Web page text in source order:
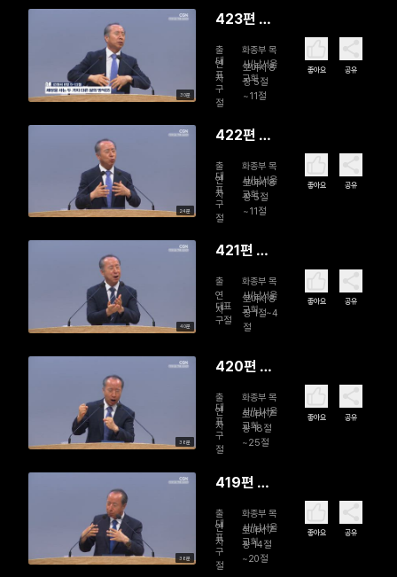
답게 살라
30분
423편 세
두 가지 다
른 삶의 방
식 (2)
출
연
자
화종부 목
사/남서울
교회
대
표
구
절
로마서 8
장 5절
~11절
좋아요 공유
24분
422편 세
두 가지 다
른 삶의 방
식 (1)
출
연
자
화종부 목
사/남서울
교회
대
표
구
절
로마서 8
장 5절
~11절
좋아요 공유
40분
421편 이
도 예수 안
에 있는 자
에게는 결
코 정죄함
출
연
자
화종부 목
사/남서울
교회
대표
구절
로마서 8
장 1절~4
절
좋아요 공유
38분
420편 본
과 삶에의
적용
출
연
자
화종부 목
사/남서울
교회
대
표
구
절
로마서 7
장 18절
~25절
좋아요 공유
38분
419편 본
하는 이 사
람은 누구
인가?
출
연
자
화종부 목
사/남서울
교회
대
표
구
절
로마서 7
장 14절
~20절
좋아요 공유